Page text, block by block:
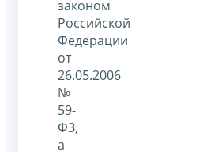
законом
Российской
Федерации
от
26.05.2006
№
59-
ФЗ,
а